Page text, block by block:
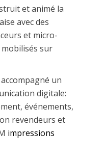
et animé la
avec des
et micro-
sur
un
digitale:
événements,
revendeurs et
impressions